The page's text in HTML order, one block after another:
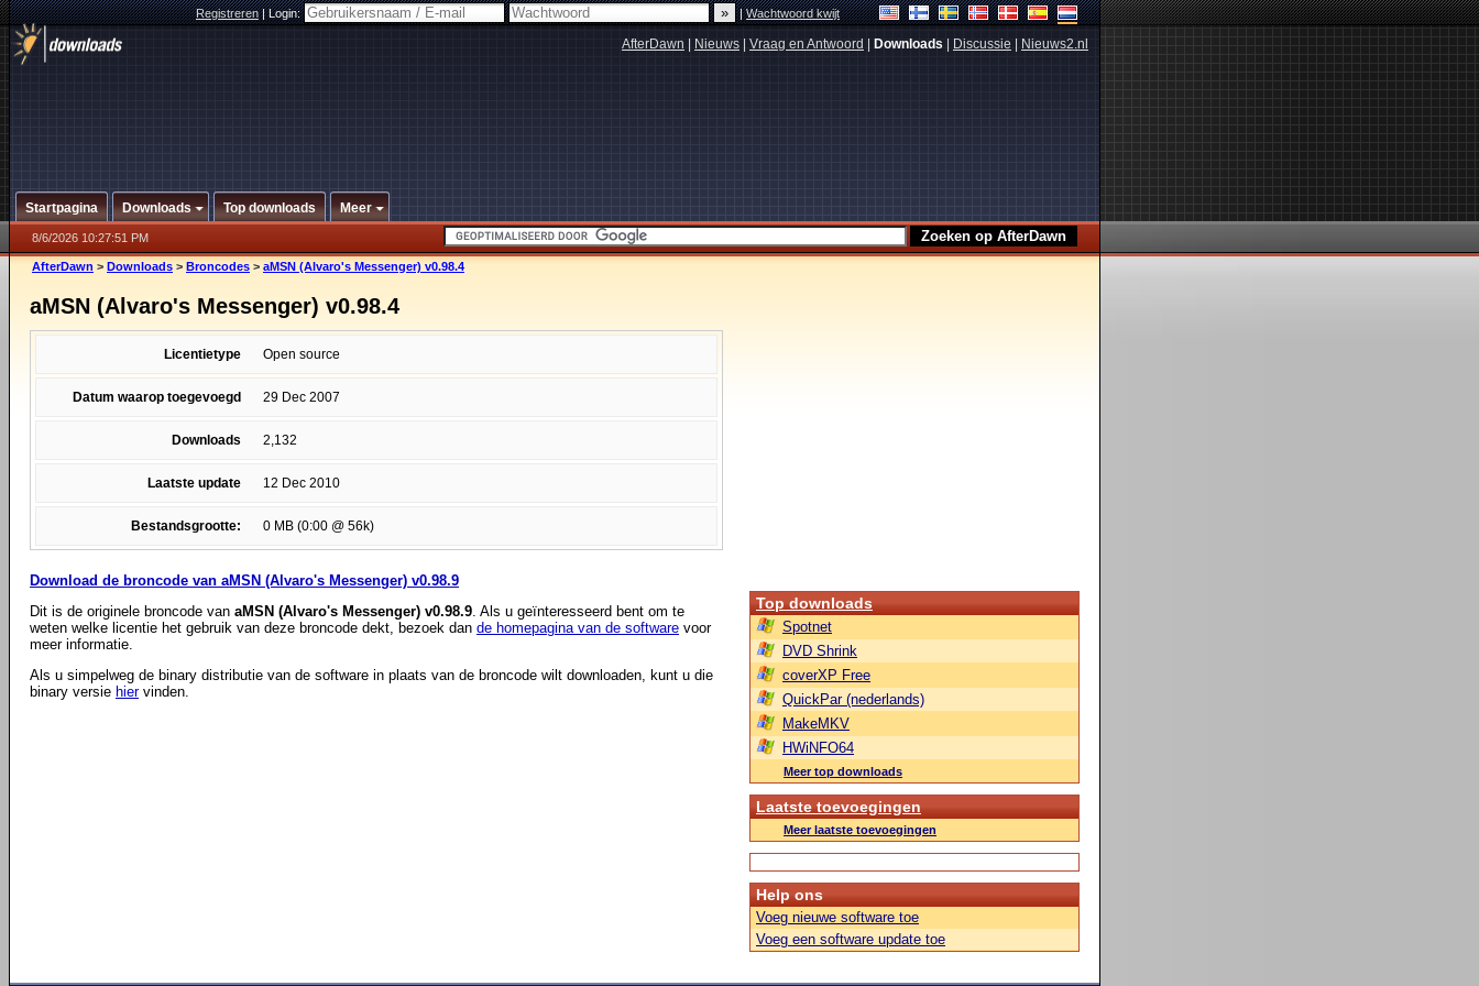
Registreren|Login: |Wachtwoord kwijt
AfterDawn Nieuws Vraag en Antwoord Downloads Discussie Nieuws2.nl
Startpagina Downloads Top downloads Meer
8/6/2026 10:27:51 PM
AfterDawn > Downloads > Broncodes > aMSN (Alvaro's Messenger) v0.98.4
aMSN (Alvaro's Messenger) v0.98.4
Licentietype Open source
Datum waarop toegevoegd 29 Dec 2007
Downloads 2,132
Laatste update 12 Dec 2010
Bestandsgrootte: 0 MB (0:00 @ 56k)
Download de broncode van aMSN (Alvaro's Messenger) v0.98.9
Dit is de originele broncode van aMSN (Alvaro's Messenger) v0.98.9. Als u geïnteresseerd bent om te
weten welke licentie het gebruik van deze broncode dekt, bezoek dan de homepagina van de software voor
meer informatie.
Als u simpelweg de binary distributie van de software in plaats van de broncode wilt downloaden, kunt u die
binary versie hiervinden.
Top downloads
Spotnet
DVD Shrink
coverXP Free
QuickPar (nederlands)
MakeMKV
HWiNFO64
Meer top downloads
Laatste toevoegingen
Meer laatste toevoegingen
Help ons
Voeg nieuwe software toe
Voeg een software update toe